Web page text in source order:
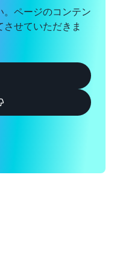
ページのコンテン
せていただきま